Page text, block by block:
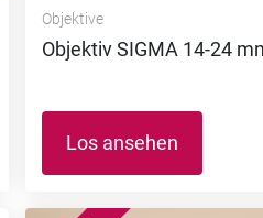
Objektive
Objektiv SIGMA 14-24
Los ansehen